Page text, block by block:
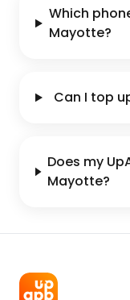
Which
Mayotte?
Can I top
Does my
Mayotte?